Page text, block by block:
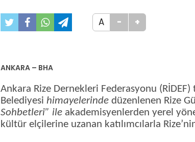
A - +
ANKARA – BHA
Ankara Rize Dernekleri Federasyonu (RİDEF)
Belediyesi himayelerinde düzenlenen Rize
Sohbetleri” ile akademisyenlerden yerel
kültür elçilerine uzanan katılımcılarla